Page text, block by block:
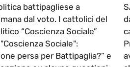
battipagliese a
dal voto. I cattolici del
“Coscienza Sociale”
Sociale":
persa per Battipaglia?” e